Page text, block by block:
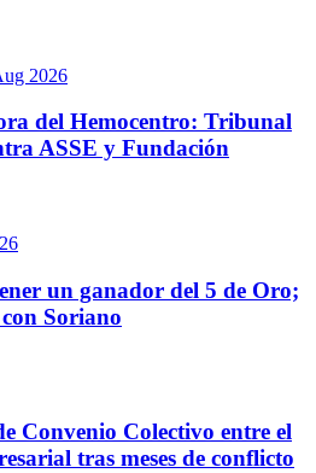
2026
del Hemocentro: Tribunal
ASSE y Fundación
un ganador del 5 de Oro;
Soriano
Convenio Colectivo entre el
tras meses de conflicto